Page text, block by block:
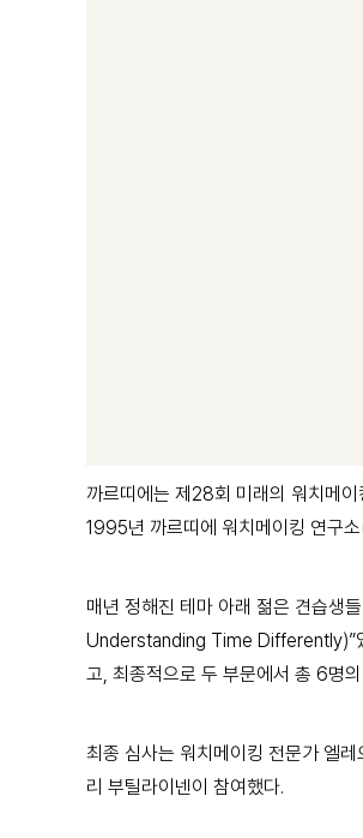
까르띠에는 제28회 미래의 워치메
1995년 까르띠에 워치메이킹 연구
매년 정해진 테마 아래 젊은 견습생
Understanding Time Differently)”
고, 최종적으로 두 부문에서 총 6명
최종 심사는 워치메이킹 전문가 엘
리 부틸라이넨이 참여했다.